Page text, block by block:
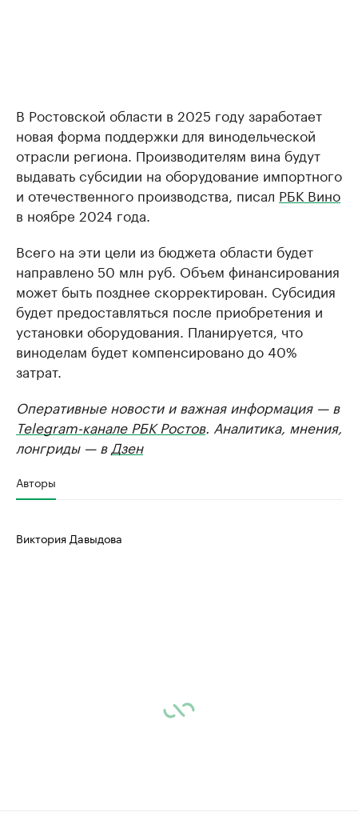
В Ростовской области в 2025 году заработает
новая форма поддержки для винодельческой
отрасли региона. Производителям вина будут
выдавать субсидии на оборудование импортного
и отечественного производства, писал РБК Вино
в ноябре 2024 года.
Всего на эти цели из бюджета области будет
направлено 50 млн руб. Объем финансирования
может быть позднее скорректирован. Субсидия
будет предоставляться после приобретения и
установки оборудования. Планируется, что
виноделам будет компенсировано до 40%
затрат.
Оперативные новости и важная информация — в
Telegram-канале РБК Ростов. Аналитика, мнения,
лонгриды — в Дзен
Авторы
Виктория Давыдова